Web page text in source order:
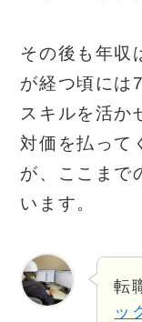
その後も年収
が経つ頃には
スキルを活か
対価を払って
が、ここまで
います。
転
ッ